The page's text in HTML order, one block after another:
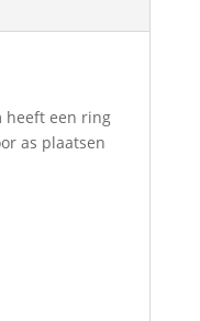
heeft een ring
as plaatsen